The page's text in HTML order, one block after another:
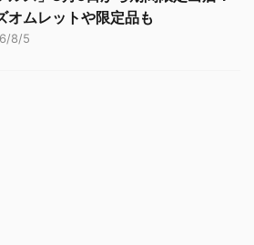
オムレットや限定品も
8/5